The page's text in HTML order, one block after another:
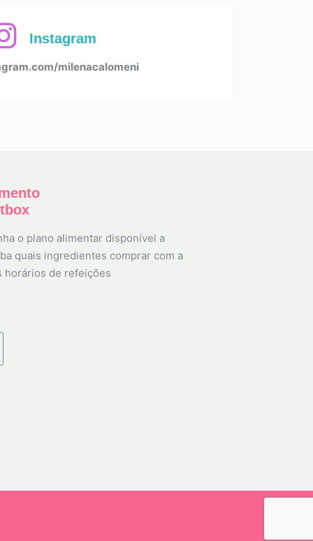
Instagram
milenacalomeni
o plano alimentar disponível a
quais ingredientes comprar com a
horários de refeições